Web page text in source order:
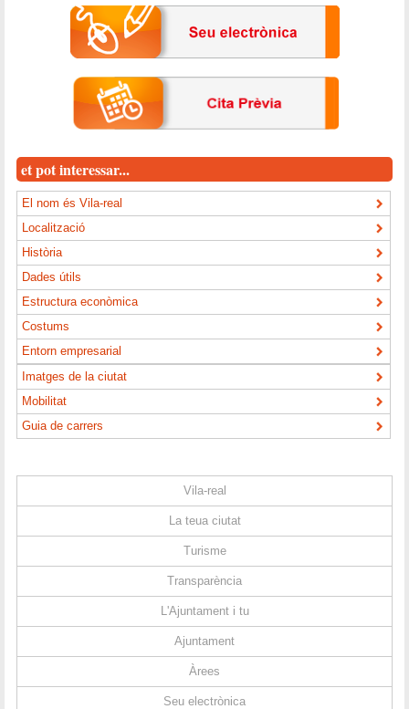
et pot interessar...
El nom és Vila-real
Localització
Història
Dades útils
Estructura econòmica
Costums
Entorn empresarial
Imatges de la ciutat
Mobilitat
Guia de carrers
Vila-real
La teua ciutat
Turisme
Transparència
L'Ajuntament i tu
Ajuntament
Àrees
Seu electrònica